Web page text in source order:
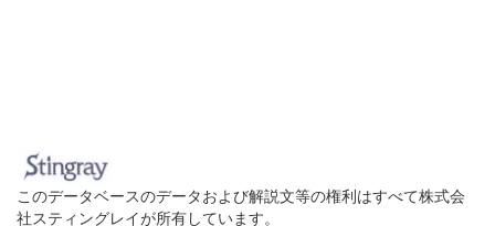
このデータベースのデータおよび解説文等の権利はすべて株式会
社スティングレイが所有しています。